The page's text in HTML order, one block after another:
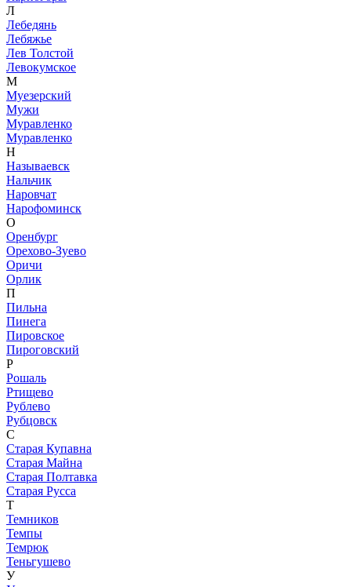
Л
Лебедянь
Лебяжье
Лев Толстой
Левокумское
М
Муезерский
Мужи
Муравленко
Муравленко
Н
Называевск
Нальчик
Наровчат
Нарофоминск
О
Оренбург
Орехово-Зуево
Оричи
Орлик
П
Пильна
Пинега
Пировское
Пироговский
Р
Рошаль
Ртищево
Рублево
Рубцовск
С
Старая Купавна
Старая Майна
Старая Полтавка
Старая Русса
Т
Темников
Темпы
Темрюк
Теньгушево
У